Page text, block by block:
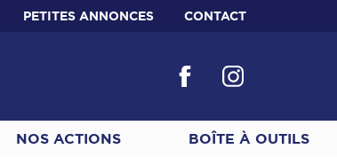
PETITES ANNONCES CONTACT
NOS ACTIONS BOÎTE À OUTILS